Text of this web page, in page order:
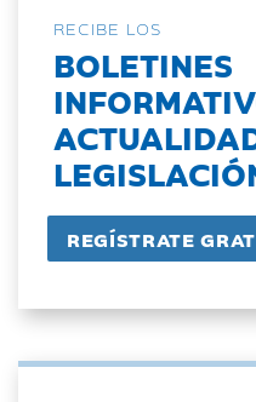
RECIBE LOS
BOLETINES